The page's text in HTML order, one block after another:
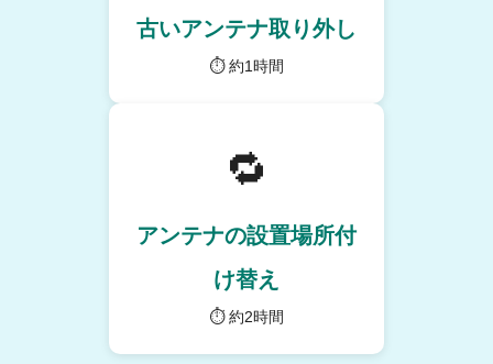
古いアンテナ取り外し
⏱ 約1時間
🔁
アンテナの設置場所付
け替え
⏱ 約2時間